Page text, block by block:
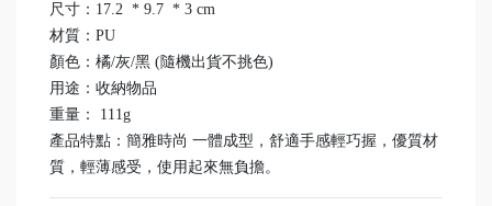
尺寸：17.2 * 9.7 * 3 cm
材質：PU
顏色：橘/灰/黑 (隨機出貨不挑色)
用途：收納物品
重量： 111g
產品特點：簡雅時尚 一體成型，舒適手感輕巧握，優質材
質，輕薄感受，使用起來無負擔。